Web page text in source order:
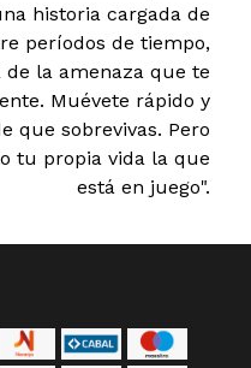
historia cargada de
períodos de tiempo,
de la amenaza que te
Muévete rápido y
que sobrevivas. Pero
tu propia vida la que
está en juego".